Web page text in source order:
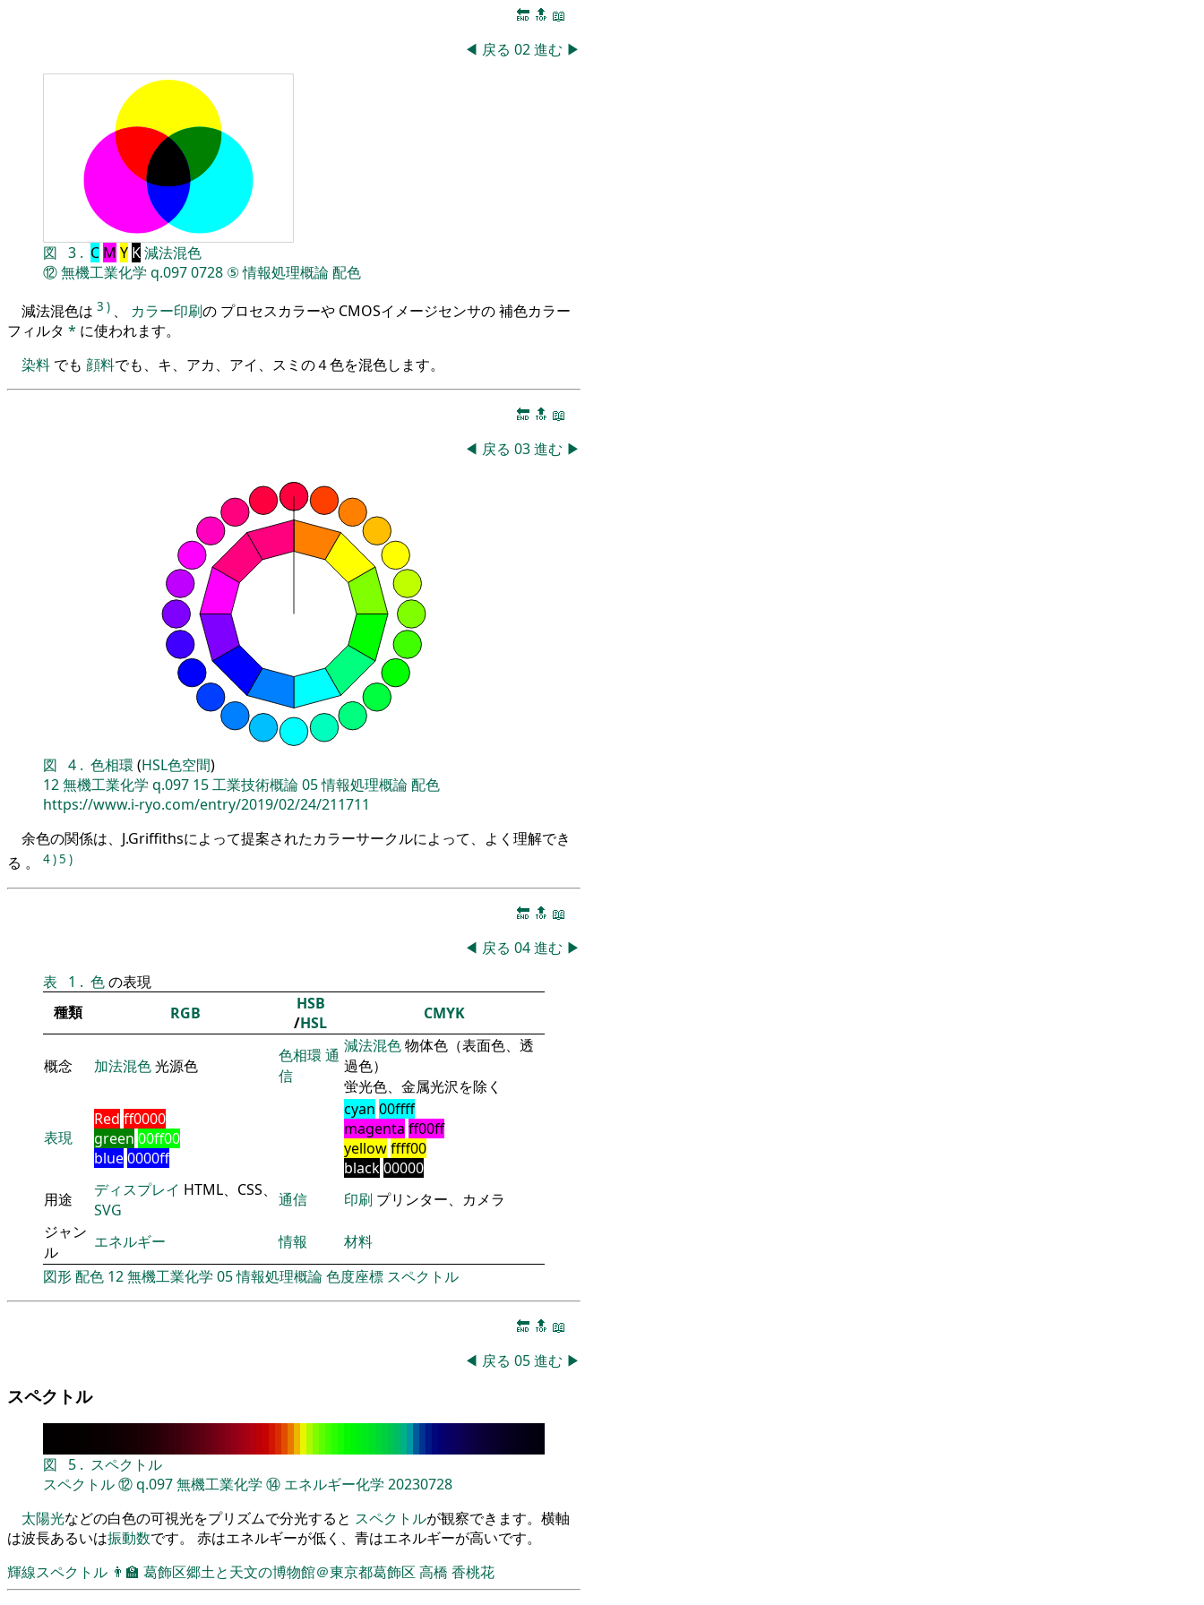
🔚 🔝 📖
◀ 戻る 02進む ▶
図 3 . C M Y K減法混色
⑫無機工業化学 q.0970728 ⑤情報処理概論配色
減法混色は 3 ) 、 カラー印刷の プロセスカラーや CMOSイメージセンサの 補色カラー
フィルタ * に使われます。
染料 でも 顔料でも、キ、アカ、アイ、スミの４色を混色します。
🔚 🔝 📖
◀ 戻る 03進む ▶
図 4 . 色相環 (HSL色空間)
12無機工業化学 q.097 15工業技術概論05情報処理概論配色
https://www.i-ryo.com/entry/2019/02/24/211711
余色の関係は、J.Griffithsによって提案されたカラーサークルによって、よく理解でき
る 。
4)5 )
🔚 🔝 📖
◀ 戻る 04進む ▶
表
1 . 色の表現
種類
RGB
HSB
/HSL CMYK
概念 加法混色光源色
色相環 通
信
減法混色物体色（表面色、透
過色）
蛍光色、金属光沢を除く
表現
Red ff0000
green 00ff00
blue0000ff
cyan 00ffff
magenta ff00ff
yellowffff00
black00000
用途
ディスプレイ HTML、CSS、
SVG
通信 印刷 プリンター、カメラ
ジャン
ル
エネルギー 情報
材料
図形配色 12無機工業化学 05情報処理概論色度座標 スペクトル
🔚 🔝 📖
◀ 戻る 05進む ▶
スペクトル
図 5 . スペクトル
スペクトル⑫q.097無機工業化学 ⑭ エネルギー化学 20230728
太陽光などの白色の可視光をプリズムで分光すると スペクトルが観察できます。横軸
は波長あるいは振動数です。 赤はエネルギーが低く、青はエネルギーが高いです。
輝線スペクトル 👨‍🏫 葛飾区郷土と天文の博物館＠東京都葛飾区 高橋 香桃花